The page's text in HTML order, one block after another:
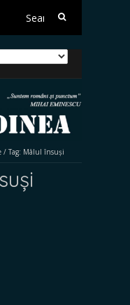
Search
/ Tag: Mâlul însuși